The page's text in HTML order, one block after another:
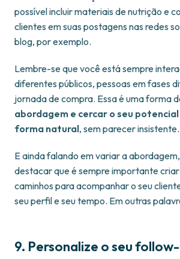
possível incluir materiais de nutrição e
clientes em suas postagens nas redes
blog, por exemplo.
Lembre-se que você está sempre
diferentes públicos, pessoas em fases
jornada de compra. Essa é uma forma
abordagem e cercar o seu
forma natural, sem parecer insistente.
E ainda falando em variar a
destacar que é sempre importante
caminhos para acompanhar o seu
seu perfil e seu tempo. Em outras
9. Personalize o seu